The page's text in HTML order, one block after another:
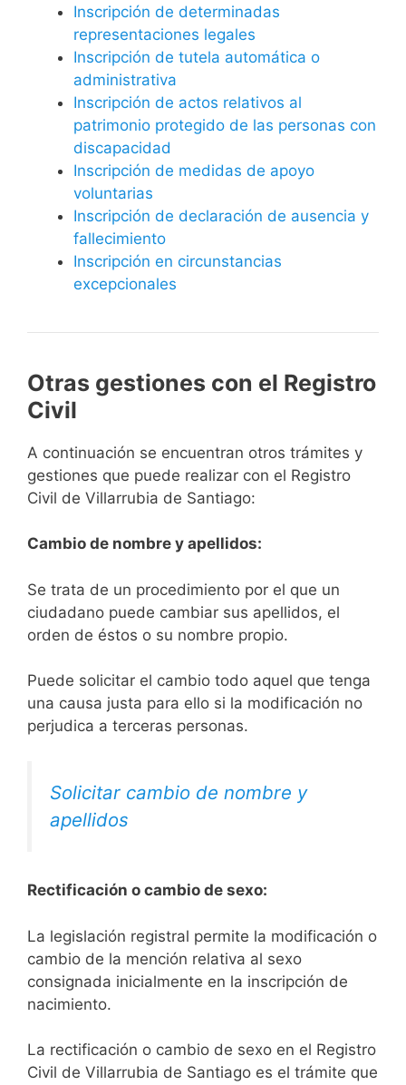
Inscripción de determinadas
representaciones legales
Inscripción de tutela automática o
administrativa
Inscripción de actos relativos al
patrimonio protegido de las personas con
discapacidad
Inscripción de medidas de apoyo
voluntarias
Inscripción de declaración de ausencia y
fallecimiento
Inscripción en circunstancias
excepcionales
Otras gestiones con el Registro
Civil
A continuación se encuentran otros trámites y
gestiones que puede realizar con el Registro
Civil de Villarrubia de Santiago:
Cambio de nombre y apellidos:
Se trata de un procedimiento por el que un
ciudadano puede cambiar sus apellidos, el
orden de éstos o su nombre propio.
Puede solicitar el cambio todo aquel que tenga
una causa justa para ello si la modificación no
perjudica a terceras personas.
Solicitar cambio de nombre y
apellidos
Rectificación o cambio de sexo:
La legislación registral permite la modificación o
cambio de la mención relativa al sexo
consignada inicialmente en la inscripción de
nacimiento.
La rectificación o cambio de sexo en el Registro
Civil de Villarrubia de Santiago es el trámite que